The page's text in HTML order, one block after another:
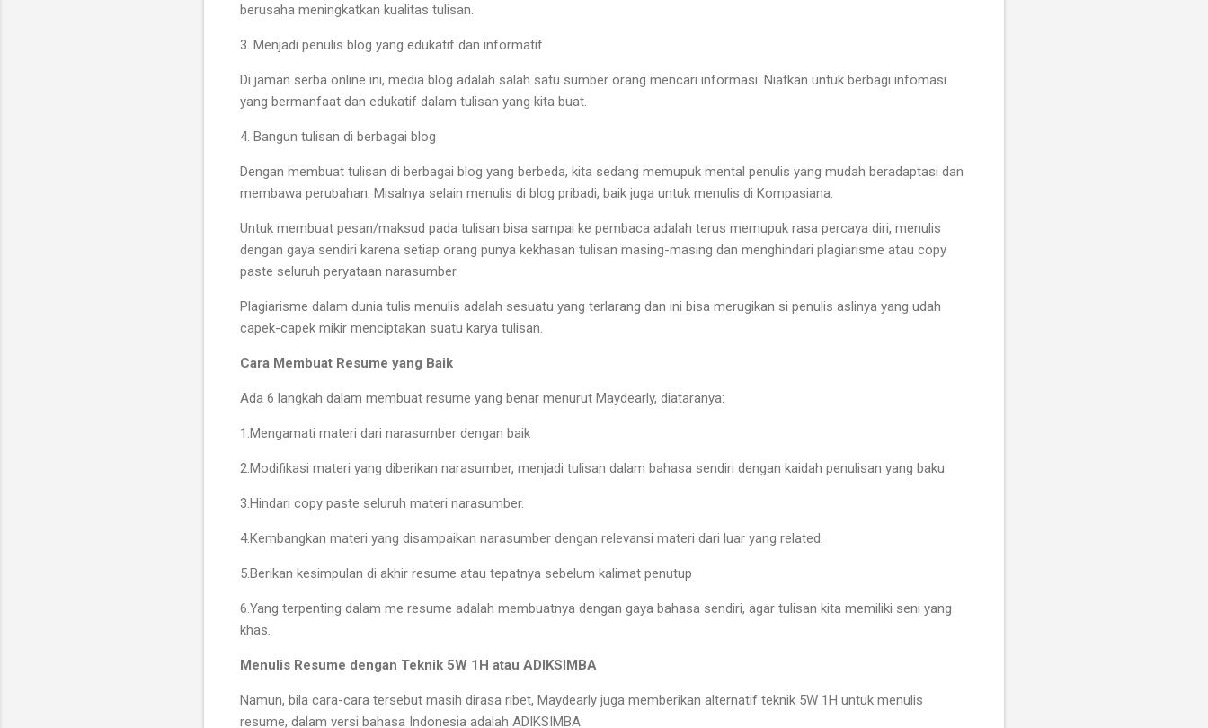
berusaha meningkatkan kualitas tulisan.
3. Menjadi penulis blog yang edukatif dan informatif
Di jaman serba online ini, media blog adalah salah satu sumber orang mencari informasi. Niatkan untuk berbagi infomasi
yang bermanfaat dan edukatif dalam tulisan yang kita buat.
4. Bangun tulisan di berbagai blog
Dengan membuat tulisan di berbagai blog yang berbeda, kita sedang memupuk mental penulis yang mudah beradaptasi dan
membawa perubahan. Misalnya selain menulis di blog pribadi, baik juga untuk menulis di Kompasiana.
Untuk membuat pesan/maksud pada tulisan bisa sampai ke pembaca adalah terus memupuk rasa percaya diri, menulis
dengan gaya sendiri karena setiap orang punya kekhasan tulisan masing-masing dan menghindari plagiarisme atau copy
paste seluruh peryataan narasumber.
Plagiarisme dalam dunia tulis menulis adalah sesuatu yang terlarang dan ini bisa merugikan si penulis aslinya yang udah
capek-capek mikir menciptakan suatu karya tulisan.
Cara Membuat Resume yang Baik
Ada 6 langkah dalam membuat resume yang benar menurut Maydearly, diataranya:
1.Mengamati materi dari narasumber dengan baik
2.Modifikasi materi yang diberikan narasumber, menjadi tulisan dalam bahasa sendiri dengan kaidah penulisan yang baku
3.Hindari copy paste seluruh materi narasumber.
4.Kembangkan materi yang disampaikan narasumber dengan relevansi materi dari luar yang related.
5.Berikan kesimpulan di akhir resume atau tepatnya sebelum kalimat penutup
6.Yang terpenting dalam me resume adalah membuatnya dengan gaya bahasa sendiri, agar tulisan kita memiliki seni yang
khas.
Menulis Resume dengan Teknik 5W 1H atau ADIKSIMBA
Namun, bila cara-cara tersebut masih dirasa ribet, Maydearly juga memberikan alternatif teknik 5W 1H untuk menulis
resume, dalam versi bahasa Indonesia adalah ADIKSIMBA: